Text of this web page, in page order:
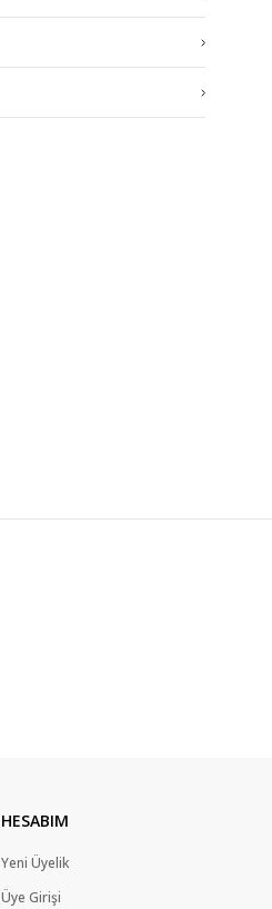
HESABIM
Yeni Üyelik
Üye Girişi